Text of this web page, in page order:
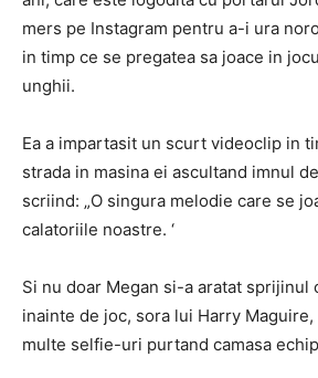
mers pe Instagram pentru a-i ura
in timp ce se pregatea sa joace in
unghii.
Ea a impartasit un scurt videoclip in
strada in masina ei ascultand imnul
scriind: „O singura melodie care se
calatoriile noastre. ‘
Si nu doar Megan si-a aratat sprijinul
inainte de joc, sora lui Harry Maguire,
multe selfie-uri purtand camasa